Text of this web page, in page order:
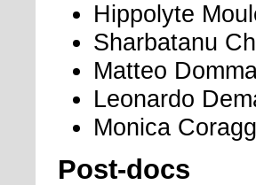
Hippolyte
Sharbatanu
Matteo
Leonardo
Monica
Post-docs